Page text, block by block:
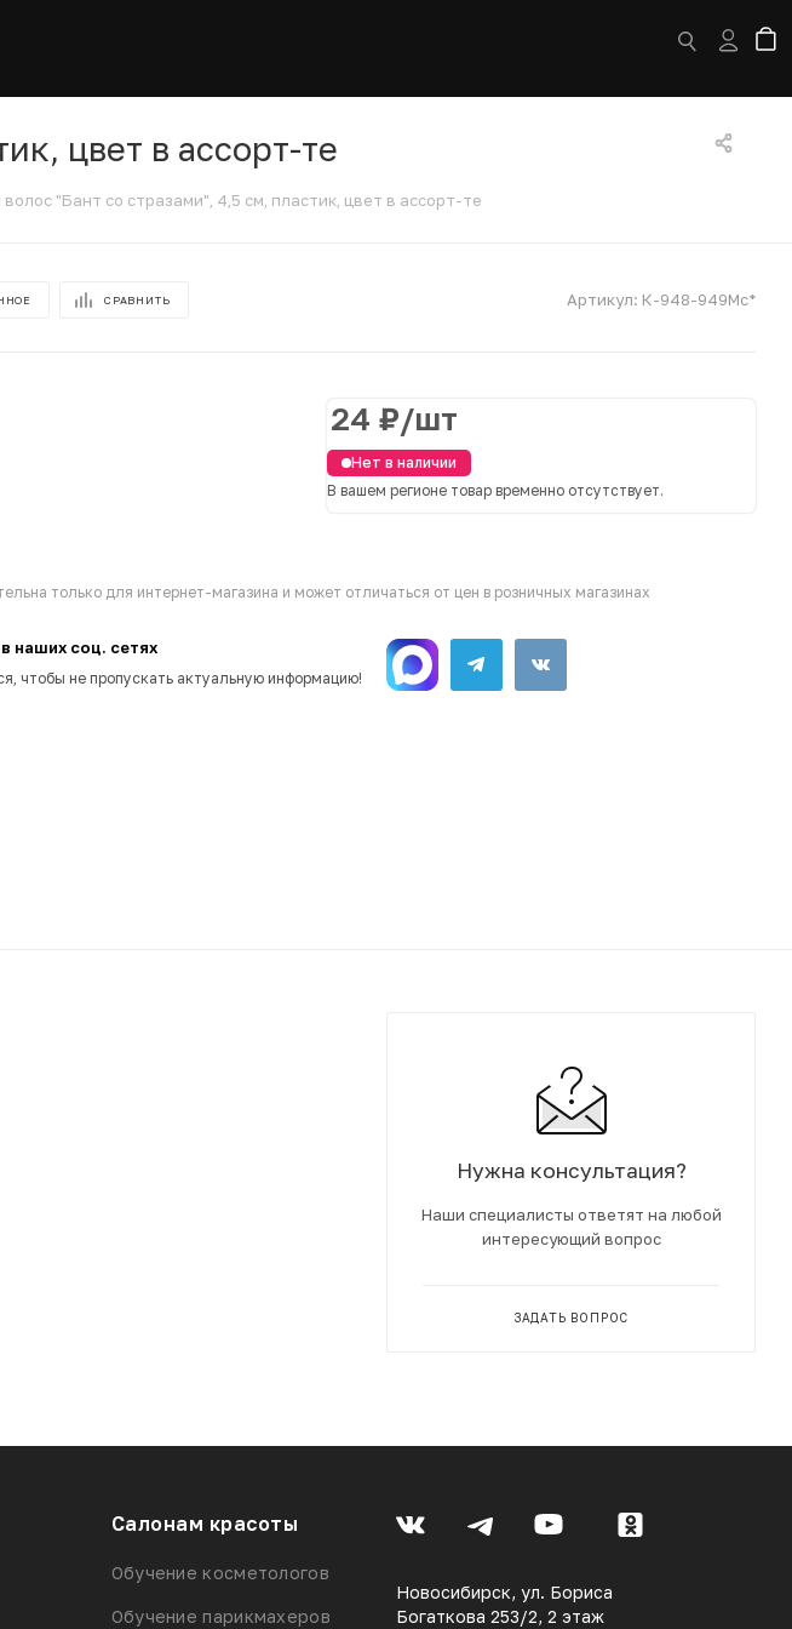
цвет в ассорт-те
волос "Бант со стразами", 4,5 см, пластик, цвет в ассорт-те
СРАВНИТЬ Артикул: К-948-949Мс*
24 ₽/шт
Нет в наличии
В вашем регионе товар временно отсутствует.
только для интернет-магазина и может отличаться от цен в розничных магазинах
наших соц. сетях
чтобы не пропускать актуальную информацию!
Нужна консультация?
Наши специалисты ответят на любой
интересующий вопрос
ЗАДАТЬ ВОПРОС
Салонам красоты
Обучение косметологов
Обучение парикмахеров
Новосибирск, ул. Бориса
Богаткова 253/2, 2 этаж